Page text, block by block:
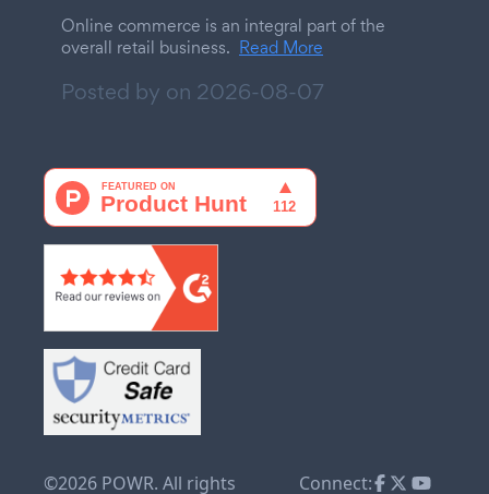
Online commerce is an integral part of the
overall retail business. Read More
Posted by on 2026-08-07
©2026 POWR. All rights Connect: